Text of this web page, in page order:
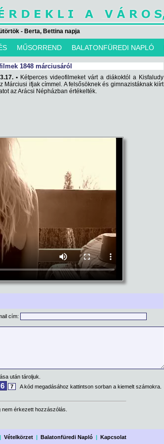
- Berta, Bettina napja
MŰSORREND BALATONFÜREDI NAPLÓ
1848 márciusáról
• Kétperces videofilmeket várt a diákoktól a Kisfaludy
Márciusi ifjak címmel. A felsősöknek és gimnazistáknak kiírt
az Arácsi Népházban értékelték.
cím:
után tároljuk.
6 7 A kód megadásához kattintson sorban a kiemelt számokra.
nem érkezett hozzászólás.
Vételkörzet| Balatonfüredi Napló| Kapcsolat